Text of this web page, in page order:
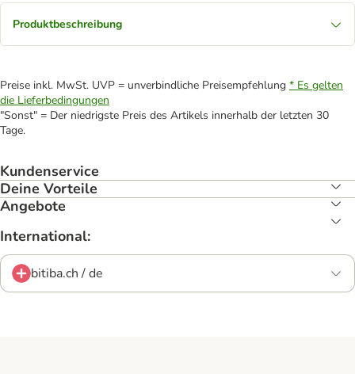
Produktbeschreibung
Preise inkl. MwSt. UVP = unverbindliche Preisempfehlung * Es gelten
die Lieferbedingungen
"Sonst" = Der niedrigste Preis des Artikels innerhalb der letzten 30
Tage.
Kundenservice
Deine Vorteile
Angebote
International:
bitiba.ch / de